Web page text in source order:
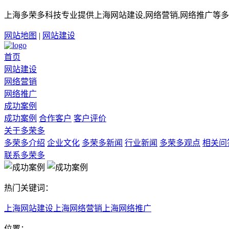
上海多荣多科技专业提供上海网站建设,网络营销,网络推广等
网站地图 | 网站建设
首页
网站建设
网络营销
网络推广
成功案例
成功案例 合作客户 客户评价
关于多荣多
多荣多介绍 企业文化 多荣多新闻 行业新闻 多荣多观点 相关问
联系多荣多
热门关键词：
上海网站建设 上海网络营销 上海网络推广